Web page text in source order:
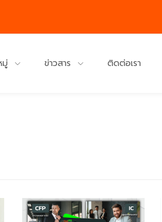
มู่ ข่าวสาร ติดต่อเรา